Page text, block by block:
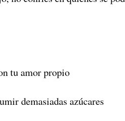
tu amor propio
demasiadas azúcares